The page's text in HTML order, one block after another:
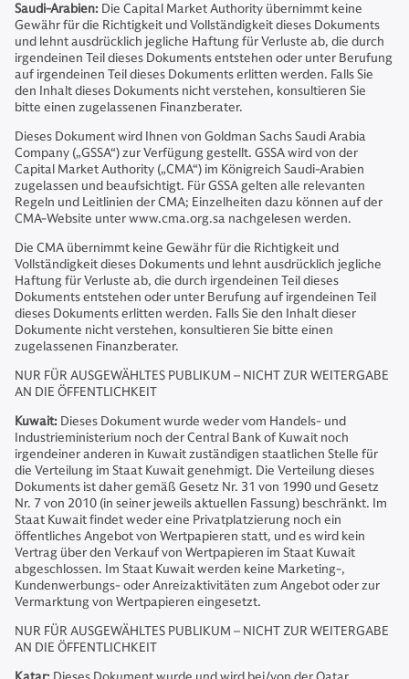
Saudi-Arabien: Die Capital Market Authority übernimmt keine
Gewähr für die Richtigkeit und Vollständigkeit dieses Dokuments
und lehnt ausdrücklich jegliche Haftung für Verluste ab, die durch
irgendeinen Teil dieses Dokuments entstehen oder unter Berufung
auf irgendeinen Teil dieses Dokuments erlitten werden. Falls Sie
den Inhalt dieses Dokuments nicht verstehen, konsultieren Sie
bitte einen zugelassenen Finanzberater.
Dieses Dokument wird Ihnen von Goldman Sachs Saudi Arabia
Company („GSSA“) zur Verfügung gestellt. GSSA wird von der
Capital Market Authority („CMA“) im Königreich Saudi-Arabien
zugelassen und beaufsichtigt. Für GSSA gelten alle relevanten
Regeln und Leitlinien der CMA; Einzelheiten dazu können auf der
CMA-Website unter www.cma.org.sa nachgelesen werden.
Die CMA übernimmt keine Gewähr für die Richtigkeit und
Vollständigkeit dieses Dokuments und lehnt ausdrücklich jegliche
Haftung für Verluste ab, die durch irgendeinen Teil dieses
Dokuments entstehen oder unter Berufung auf irgendeinen Teil
dieses Dokuments erlitten werden. Falls Sie den Inhalt dieser
Dokumente nicht verstehen, konsultieren Sie bitte einen
zugelassenen Finanzberater.
NUR FÜR AUSGEWÄHLTES PUBLIKUM – NICHT ZUR WEITERGABE
AN DIE ÖFFENTLICHKEIT
Kuwait: Dieses Dokument wurde weder vom Handels- und
Industrieministerium noch der Central Bank of Kuwait noch
irgendeiner anderen in Kuwait zuständigen staatlichen Stelle für
die Verteilung im Staat Kuwait genehmigt. Die Verteilung dieses
Dokuments ist daher gemäß Gesetz Nr. 31 von 1990 und Gesetz
Nr. 7 von 2010 (in seiner jeweils aktuellen Fassung) beschränkt. Im
Staat Kuwait findet weder eine Privatplatzierung noch ein
öffentliches Angebot von Wertpapieren statt, und es wird kein
Vertrag über den Verkauf von Wertpapieren im Staat Kuwait
abgeschlossen. Im Staat Kuwait werden keine Marketing-,
Kundenwerbungs- oder Anreizaktivitäten zum Angebot oder zur
Vermarktung von Wertpapieren eingesetzt.
NUR FÜR AUSGEWÄHLTES PUBLIKUM – NICHT ZUR WEITERGABE
AN DIE ÖFFENTLICHKEIT